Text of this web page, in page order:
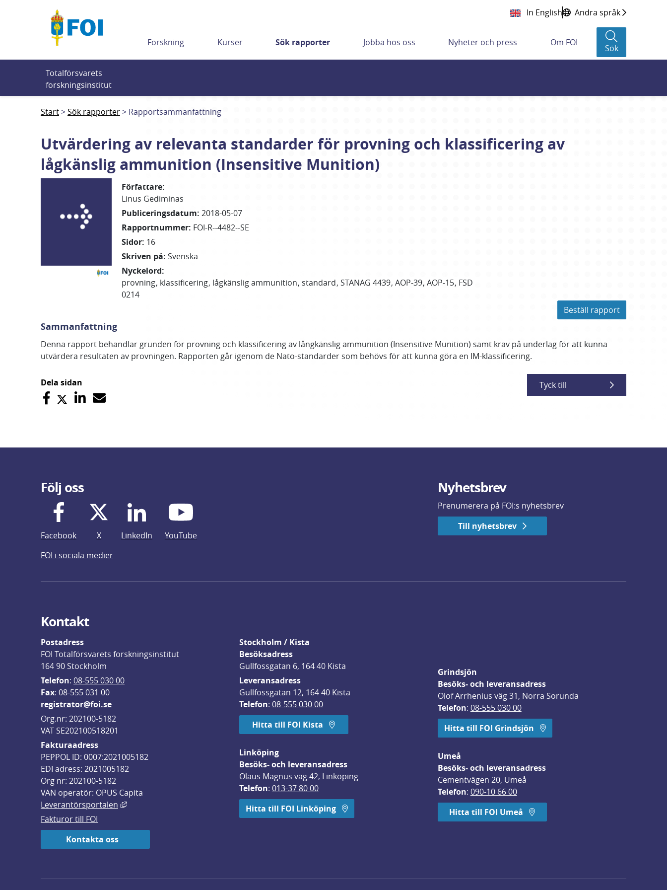
In English Andra språk
Forskning Kurser Sök rapporter Jobba hos oss Nyheter och press Om FOI
Sök
Totalförsvarets
forskningsinstitut
Start Sök rapporter Rapportsammanfattning
Utvärdering av relevanta standarder för provning och klassificering av
lågkänslig ammunition (Insensitive Munition)
Författare:
Linus Gediminas
Publiceringsdatum: 2018-05-07
Rapportnummer: FOI-R--4482--SE
Sidor: 16
Skriven på: Svenska
Nyckelord:
provning klassificering lågkänslig ammunition standard STANAG 4439 AOP-39 AOP-15 FSD
0214
Beställ rapport
Sammanfattning
Denna rapport behandlar grunden för provning och klassificering av långkänslig ammunition (Insensitive Munition) samt krav på underlag för att kunna
utvärdera resultaten av provningen. Rapporten går igenom de Nato-standarder som behövs för att kunna göra en IM-klassificering.
Dela sidan Tyck till
Följ oss
Facebook X LinkedIn
YouTube
FOI i sociala medier
Nyhetsbrev
Prenumerera på FOI:s nyhetsbrev
Till nyhetsbrev
Kontakt
Postadress
FOI Totalförsvarets forskningsinstitut
164 90 Stockholm
Telefon: 08-555 030 00
Fax: 08-555 031 00
registrator@foi.se
Org.nr: 202100-5182
VAT SE202100518201
Fakturaadress
PEPPOL ID: 0007:2021005182
EDI adress: 2021005182
Org nr: 202100-5182
VAN operatör: OPUS Capita
Leverantörsportalen
Länk till annan webbplats, öppnas i nytt fönster.
Fakturor till FOI
Kontakta oss
Stockholm / Kista
Besöksadress
Gullfossgatan 6, 164 40 Kista
Leveransadress
Gullfossgatan 12, 164 40 Kista
Telefon: 08-555 030 00
Hitta till FOI Kista
Linköping
Besöks- och leveransadress
Olaus Magnus väg 42, Linköping
Telefon: 013-37 80 00
Hitta till FOI Linköping
Grindsjön
Besöks- och leveransadress
Olof Arrhenius väg 31, Norra Sorunda
Telefon: 08-555 030 00
Hitta till FOI Grindsjön
Umeå
Besöks- och leveransadress
Cementvägen 20, Umeå
Telefon: 090-10 66 00
Hitta till FOI Umeå